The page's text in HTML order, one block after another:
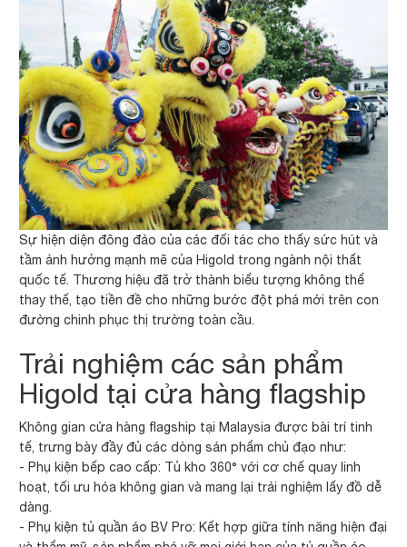
Sự hiện diện đông đảo của các đối tác cho thấy sức hút và
tầm ảnh hưởng mạnh mẽ của Higold trong ngành nội thất
quốc tế. Thương hiệu đã trở thành biểu tượng không thể
thay thế, tạo tiền đề cho những bước đột phá mới trên con
đường chinh phục thị trường toàn cầu.
Trải nghiệm các sản phẩm
Higold tại cửa hàng flagship
Không gian cửa hàng flagship tại Malaysia được bài trí tinh
tế, trưng bày đầy đủ các dòng sản phẩm chủ đạo như:
- Phụ kiện bếp cao cấp: Tủ kho 360° với cơ chế quay linh
hoạt, tối ưu hóa không gian và mang lại trải nghiệm lấy đồ dễ
dàng.
- Phụ kiện tủ quần áo BV Pro: Kết hợp giữa tính năng hiện đại